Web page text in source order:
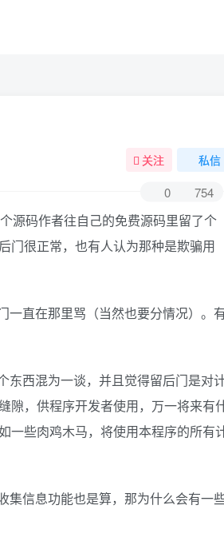
关注 私信
0 754
源码作者往自己的免费源码里留了个
门很正常，也有人认为那种是欺骗用
一直在那里骂（当然也要分情况）。
东西混为一谈，并且觉得留后门是对
隙，供程序开发者使用，万一将来有
一些肉鸡木马，将使用本程序的所有
集信息功能也是算，那为什么会有一